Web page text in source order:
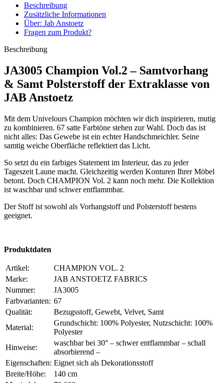
Beschreibung
Zusätzliche Informationen
Über: Jab Anstoetz
Fragen zum Produkt?
Beschreibung
JA3005 Champion Vol.2 – Samtvorhang
& Samt Polsterstoff der Extraklasse von
JAB Anstoetz
Mit dem Univelours Champion möchten wir dich inspirieren, mutig
zu kombinieren. 67 satte Farbtöne stehen zur Wahl. Doch das ist
nicht alles: Das Gewebe ist ein echter Handschmeichler. Seine
samtig weiche Oberfläche reflektiert das Licht.
So setzt du ein farbiges Statement im Interieur, das zu jeder
Tageszeit Laune macht. Gleichzeitig werden Konturen Ihrer Möbel
betont. Doch CHAMPION Vol. 2 kann noch mehr. Die Kollektion
ist waschbar und schwer entflammbar.
Der Stoff ist sowohl als Vorhangstoff und Polsterstoff bestens
geeignet.
Produktdaten
Artikel:
CHAMPION VOL. 2
Marke:
JAB ANSTOETZ FABRICS
Nummer:
JA3005
Farbvarianten: 67
Qualität:
Bezugsstoff, Gewebt, Velvet, Samt
Material:
Grundschicht: 100% Polyester, Nutzschicht: 100%
Polyester
Hinweise:
waschbar bei 30° – schwer entflammbar – schall
absorbierend –
Eigenschaften: Eignet sich als Dekorationsstoff
Breite/Höhe:
140 cm